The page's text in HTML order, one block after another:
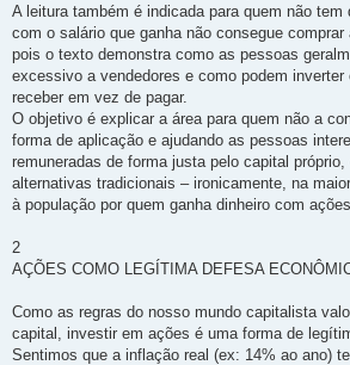
A leitura também é indicada para quem não tem
com o salário que ganha não consegue comprar
pois o texto demonstra como as pessoas
excessivo a vendedores e como podem
receber em vez de pagar.
O objetivo é explicar a área para quem não a
forma de aplicação e ajudando as pessoas
remuneradas de forma justa pelo capital próprio,
alternativas tradicionais – ironicamente, na
à população por quem ganha dinheiro com ações.
2
AÇÕES COMO LEGÍTIMA DEFESA
Como as regras do nosso mundo capitalista
capital, investir em ações é uma forma de
Sentimos que a inflação real (ex: 14% ao ano)